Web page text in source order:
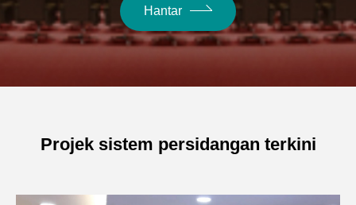
Hantar
Projek sistem persidangan terkini